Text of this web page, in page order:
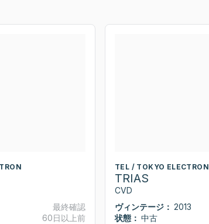
最終確認
60日以上前
TEL / TOKYO ELECTRON
TRIAS
CVD
ヴィンテージ： 2013
状態： 中古